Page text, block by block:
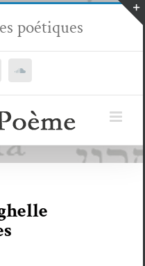
poétiques
SoundCloud